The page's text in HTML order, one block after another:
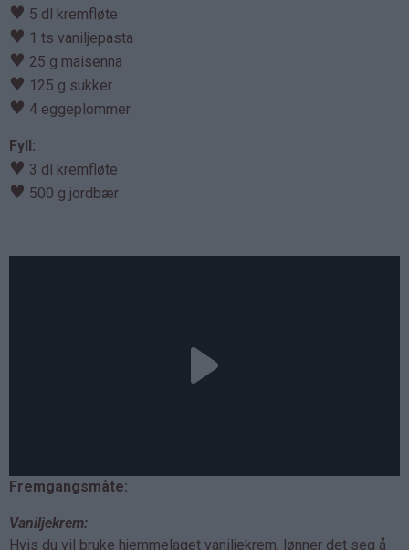
♥ 5 dl kremfløte
♥ 1 ts vaniljepasta
♥ 25 g maisenna
♥ 125 g sukker
♥ 4 eggeplommer
Fyll:
♥ 3 dl kremfløte
♥ 500 g jordbær
Fremgangsmåte:
Vaniljekrem:
Hvis du vil bruke hjemmelaget vaniljekrem, lønner det seg å